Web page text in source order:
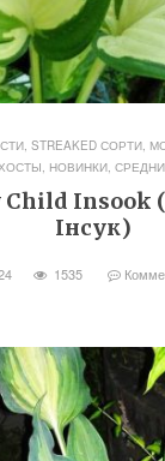
STREAKED СОРТИ,
НОВИНКИ
Child Insook
Інсук)
1535